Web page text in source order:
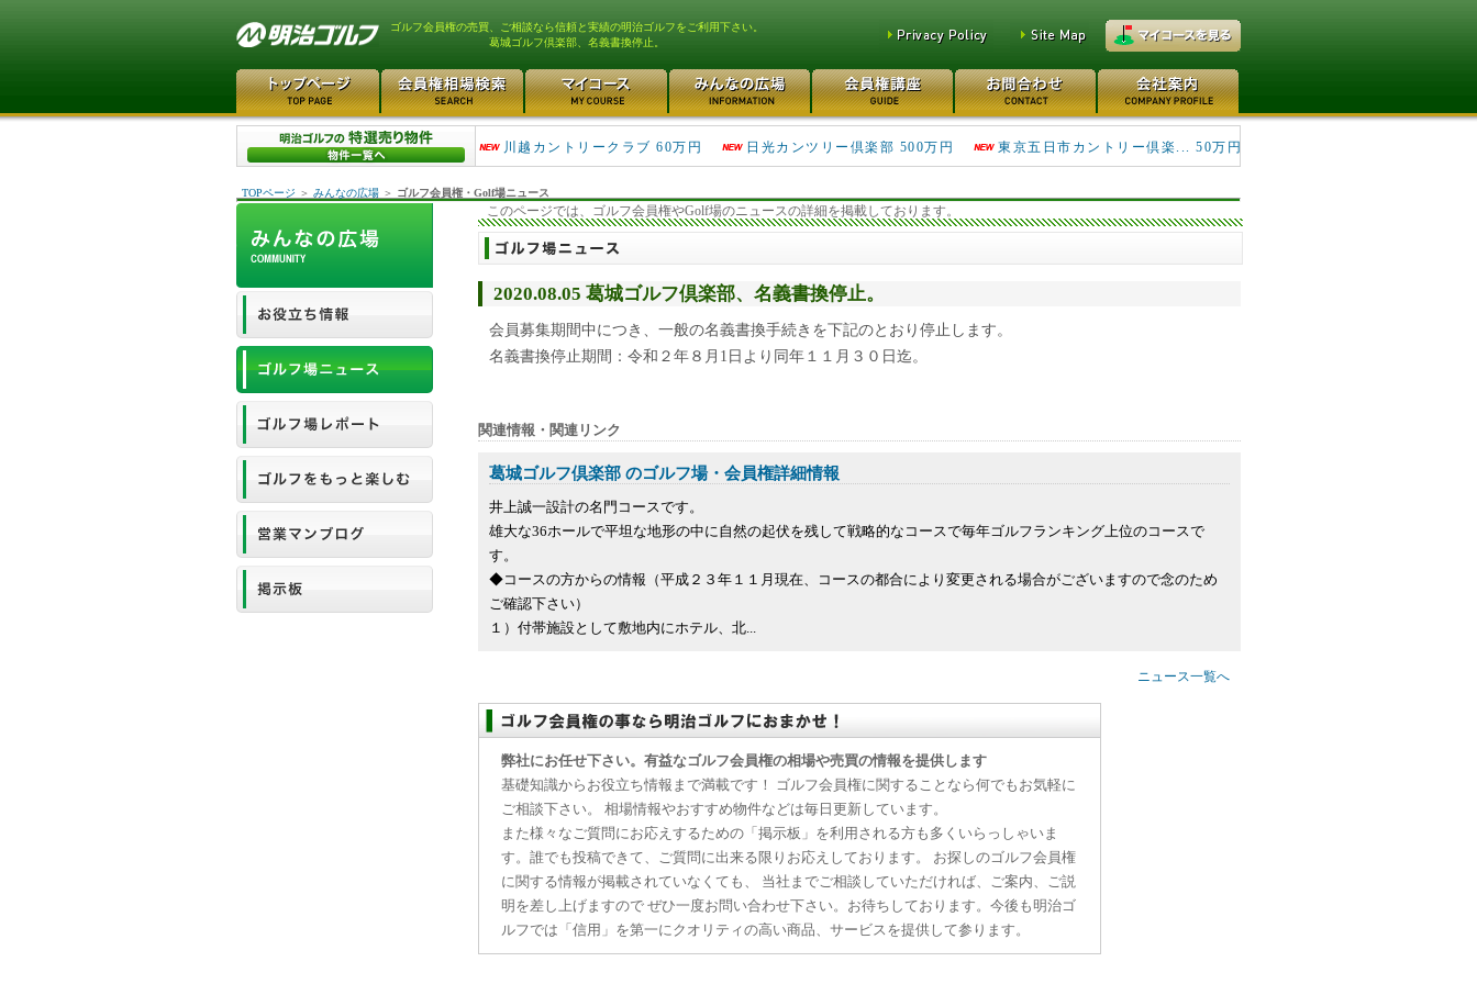
ゴルフ会員権の売買、ご相談なら信頼と実績の明治ゴルフをご利用下さい。
葛城ゴルフ倶楽部、名義書換停止。
津久井湖ゴルフ倶楽部 80万円 鴻巣カントリークラブ 70万円
キングフィールズゴルフク... 690万円
川越カントリークラブ 60万円
日光カンツリー倶楽部 500万円 東京五日市カントリー倶楽... 50万円
TOPページ ＞ みんなの広場 ＞ ゴルフ会員権・Golf場ニュース
このページでは、ゴルフ会員権やGolf場のニュースの詳細を掲載しております。
2020.08.05 葛城ゴルフ倶楽部、名義書換停止。
会員募集期間中につき、一般の名義書換手続きを下記のとおり停止します。
名義書換停止期間：令和２年８月1日より同年１１月３０日迄。
関連情報・関連リンク
葛城ゴルフ倶楽部 のゴルフ場・会員権詳細情報
井上誠一設計の名門コースです。
雄大な36ホールで平坦な地形の中に自然の起伏を残して戦略的なコースで毎年ゴルフランキング上位のコースで
す。
◆コースの方からの情報（平成２３年１１月現在、コースの都合により変更される場合がございますので念のため
ご確認下さい）
１）付帯施設として敷地内にホテル、北...
ニュース一覧へ
弊社にお任せ下さい。有益なゴルフ会員権の相場や売買の情報を提供します
基礎知識からお役立ち情報まで満載です！ ゴルフ会員権に関することなら何でもお気軽に
ご相談下さい。 相場情報やおすすめ物件などは毎日更新しています。
また様々なご質問にお応えするための「掲示板」を利用される方も多くいらっしゃいま
す。誰でも投稿できて、ご質問に出来る限りお応えしております。 お探しのゴルフ会員権
に関する情報が掲載されていなくても、 当社までご相談していただければ、ご案内、ご説
明を差し上げますので ぜひ一度お問い合わせ下さい。お待ちしております。今後も明治ゴ
ルフでは「信用」を第一にクオリティの高い商品、サービスを提供して参ります。